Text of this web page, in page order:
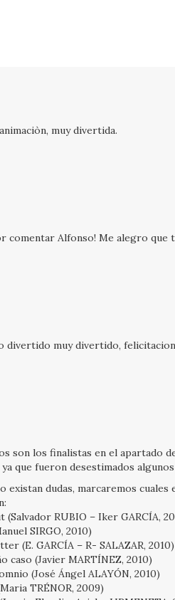
muy divertida.
comentar Alfonso! Me alegro que
divertido muy divertido,
son los finalistas en el apartado
ya que fueron desestimados
existan dudas, marcaremos
(Salvador RUBIO – Iker GARCÍA,
SIRGO, 2010)
(E. GARCÍA – R- SALAZAR, 2010)
caso (Javier MARTÍNEZ, 2010)
(José Ángel ALAYÓN, 2010)
TRÉNOR, 2009)